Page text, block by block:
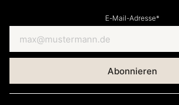
E-Mail-Adresse*